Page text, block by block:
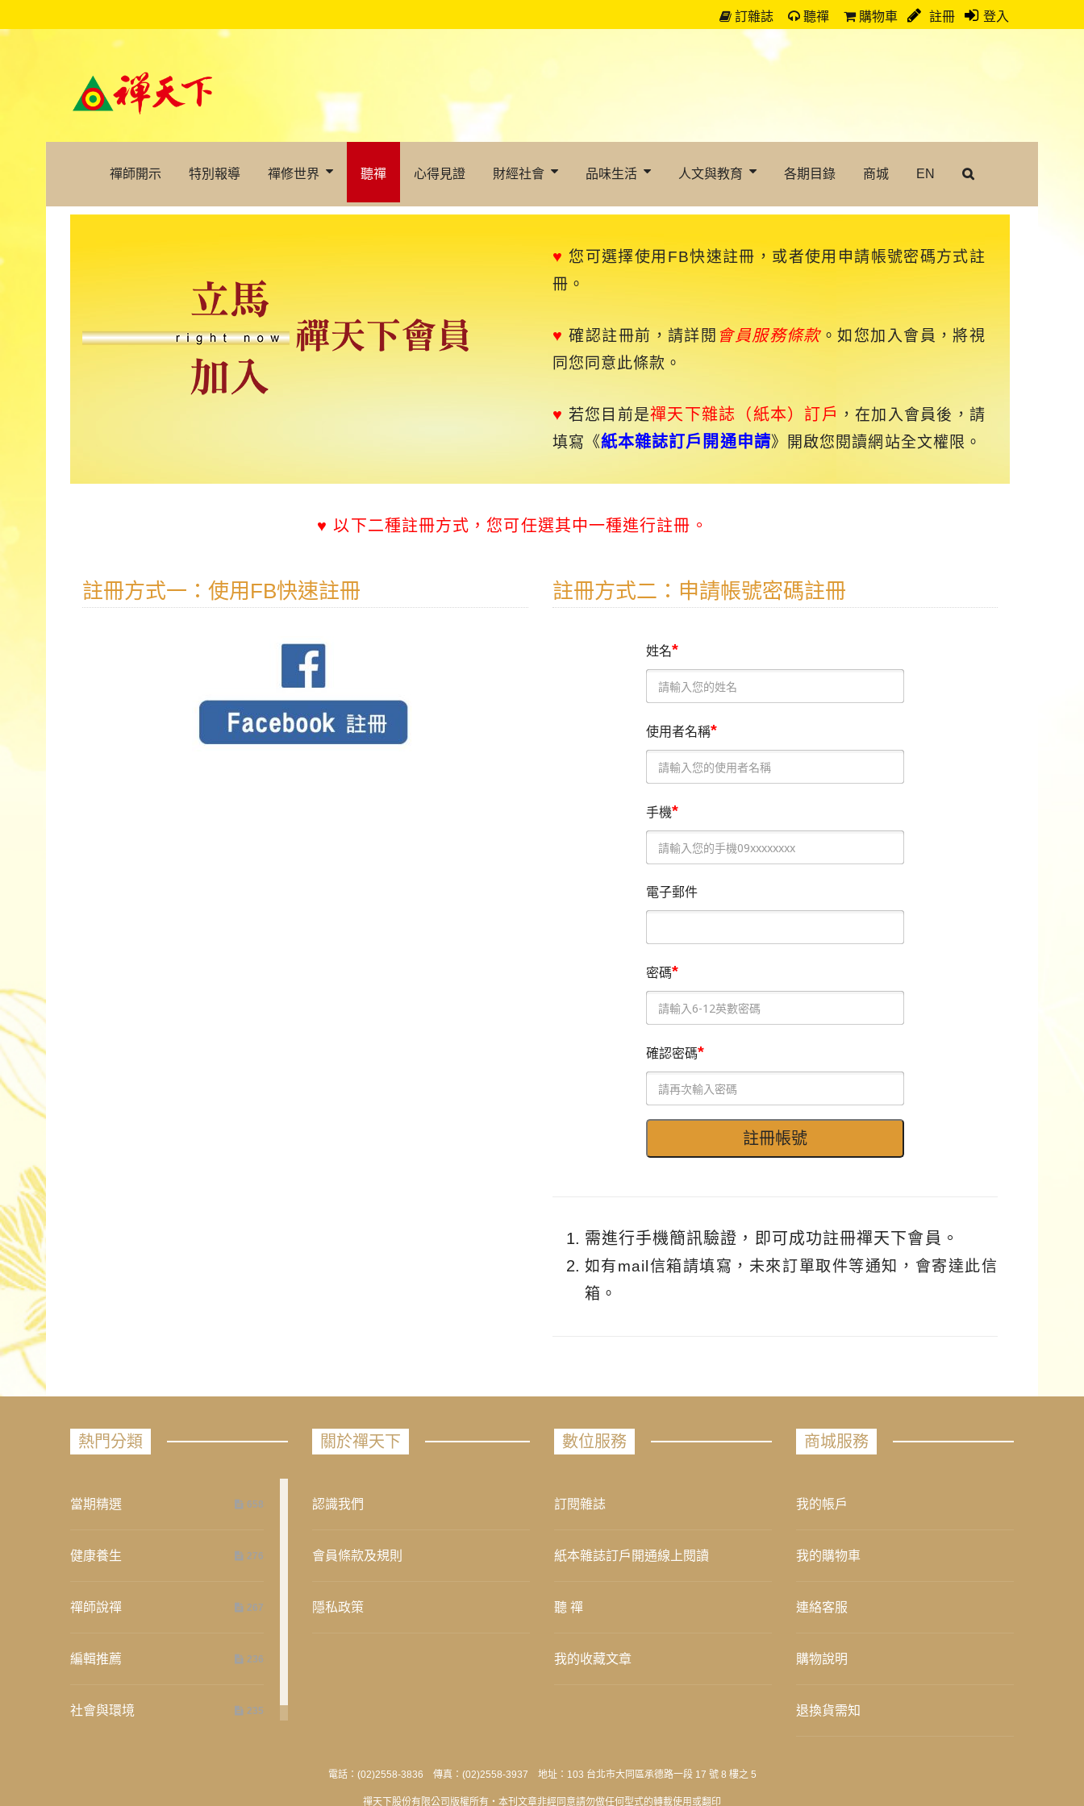
訂雜誌 聽禪 購物車 註冊 登入
禪師開示 特別報導 禪修世界 聽禪 心得見證 財經社會 品味生活 人文與教育 各期目錄 商城 EN
♥ 您可選擇使用FB快速註冊，或者使用申請帳號密碼方式註
冊。
♥確認註冊前，請詳閱 會員服務條款。如您加入會員，將視
同您同意此條款。
♥ 若您目前是禪天下雜誌（紙本）訂戶 ，在加入會員後，請
填寫《紙本雜誌訂戶開通申請》開啟您閱讀網站全文權限。
♥ 以下二種註冊方式，您可任選其中一種進行註冊。
註冊方式一：使用FB快速註冊 註冊方式二：申請帳號密碼註冊
姓名*
使用者名稱*
手機*
電子郵件
密碼*
確認密碼*
需進行手機簡訊驗證，即可成功註冊禪天下會員。
如有mail信箱請填寫，未來訂單取件等通知，會寄達此信
箱。
熱門分類
當期精選 658
健康養生 276
禪師說禪 267
編輯推薦 236
社會與環境 235
關於禪天下
認識我們
會員條款及規則
隱私政策
數位服務
訂閱雜誌
紙本雜誌訂戶開通線上閱讀
聽 禪
我的收藏文章
商城服務
我的帳戶
我的購物車
連絡客服
購物說明
退換貨需知
電話：(02)2558-3836 傳真：(02)2558-3937 地址：103 台北市大同區承德路一段 17 號 8 樓之 5
禪天下股份有限公司版權所有‧本刊文章非經同意請勿做任何型式的轉載使用或翻印